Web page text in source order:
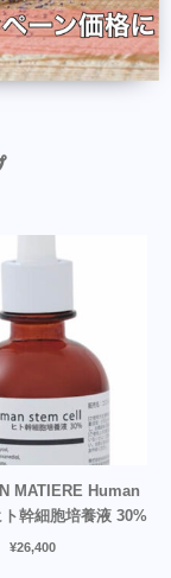
MATIERE Human
幹細胞培養液 30%
¥26,400